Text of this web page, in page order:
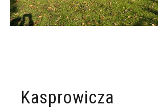
Kasprowicza